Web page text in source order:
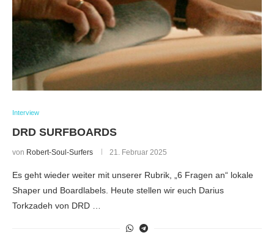
Interview
DRD SURFBOARDS
von Robert-Soul-Surfers 21. Februar 2025
Es geht wieder weiter mit unserer Rubrik, „6 Fragen an“ lokale
Shaper und Boardlabels. Heute stellen wir euch Darius
Torkzadeh von DRD …